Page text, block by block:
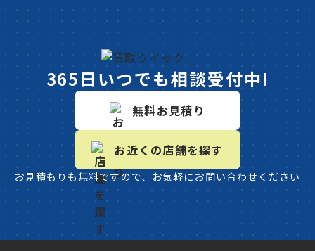
365日いつでも相談受付中!
無料お見積り
お近くの店舗を探す
お見積もりも無料ですので、お気軽にお問い合わせください